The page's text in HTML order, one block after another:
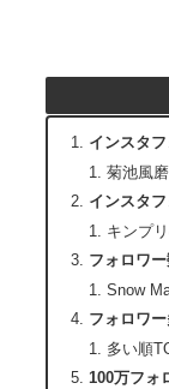
インスタ
菊池風
インスタ
キンプ
フォロワ
Snow
フォロワ
多い順
100万フォ